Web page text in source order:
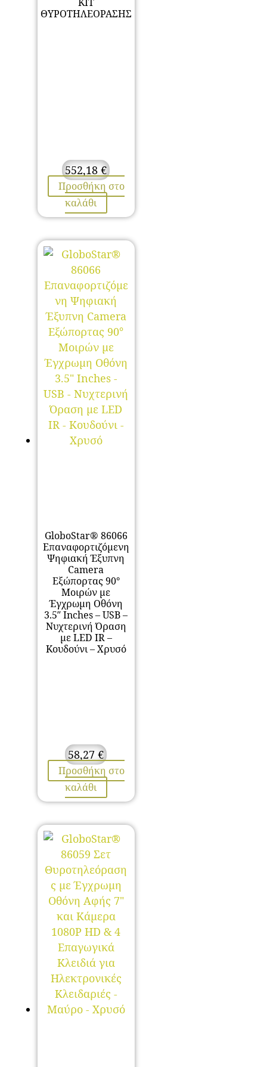
ΘΥΡΟΤΗΛΕΟΡΑΣΗΣ
552,18€
Προσθήκη στο
καλάθι
GloboStar® 86066
Επαναφορτιζόμενη
Ψηφιακή Έξυπνη
Camera
Εξώπορτας 90°
Μοιρών με
Έγχρωμη Οθόνη
3.5″ Inches – USB –
Νυχτερινή Όραση
με LED IR –
Κουδούνι – Χρυσό
58,27€
Προσθήκη στο
καλάθι